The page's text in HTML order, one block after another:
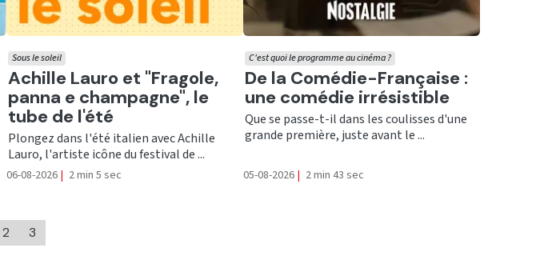
Ecouter
Achille Lauro et "Fragole,
panna e champagne", le
tube de l'été
Sous le soleil
Plongez dans l'été italien avec Achille
Lauro, l'artiste icône du festival de ...
06-08-2026 | 2 min 5 sec
Ecouter
De la Comédie-Française :
une comédie irrésistible
C'est quoi le programme au cinéma ?
Que se passe-t-il dans les coulisses d'une
grande première, juste avant le ...
05-08-2026 | 2 min 43 sec
2 3